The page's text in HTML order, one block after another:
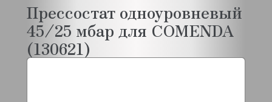
Прессостат одноуровневый
45/25 мбар для COMENDA
(130621)